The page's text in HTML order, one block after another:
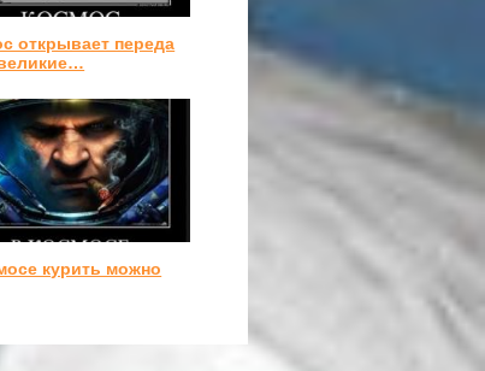
открывает переда
курить можно